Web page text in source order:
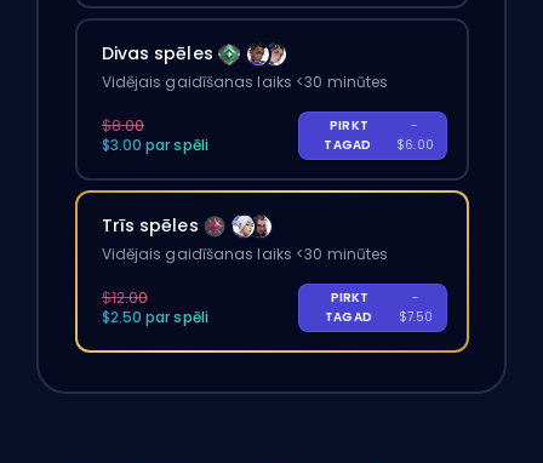
Divas spēles
Vidējais gaidīšanas laiks <30 minūtes
$8.00
$3.00 par spēli
PIRKT
TAGAD
-
$6.00
Trīs spēles
Vidējais gaidīšanas laiks <30 minūtes
$12.00
$2.50 par spēli
PIRKT
TAGAD
-
$7.50